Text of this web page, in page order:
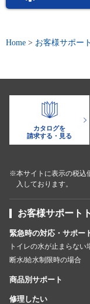
Home > お客様サポート
カタログを
請求する・見る
※本サイトに表示の税込
入しております。
お客様サポート
緊急時の対応・サポー
トイレの水が止まらない
断水/給水制限時の場合
商品別サポート
修理したい